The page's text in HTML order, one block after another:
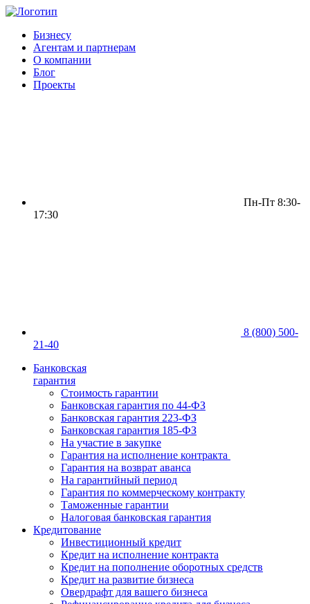
Бизнесу
Агентам и партнерам
О компании
Блог
Проекты
Пн-Пт 8:30-
17:30
8 (800) 500-
21-40
Банковская
гарантия
Стоимость гарантии
Банковская гарантия по 44-ФЗ
Банковская гарантия 223-ФЗ
Банковская гарантия 185-ФЗ
На участие в закупке
Гарантия на исполнение контракта
Гарантия на возврат аванса
На гарантийный период
Гарантия по коммерческому контракту
Таможенные гарантии
Налоговая банковская гарантия
Кредитование
Инвестиционный кредит
Кредит на исполнение контракта
Кредит на пополнение оборотных средств
Кредит на развитие бизнеса
Овердрафт для вашего бизнеса